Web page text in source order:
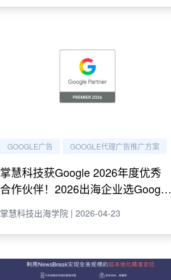
GOOGLE广告 GOOGLE代理广告推广方案
掌慧科技获Google 2026年度优秀
合作伙伴！2026出海企业选Google
掌慧科技出海学院 | 2026-04-23